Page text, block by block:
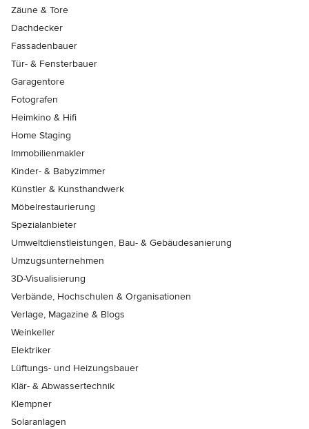
Zäune & Tore
Dachdecker
Fassadenbauer
Tür- & Fensterbauer
Garagentore
Fotografen
Heimkino & Hifi
Home Staging
Immobilienmakler
Kinder- & Babyzimmer
Künstler & Kunsthandwerk
Möbelrestaurierung
Spezialanbieter
Umweltdienstleistungen, Bau- & Gebäudesanierung
Umzugsunternehmen
3D-Visualisierung
Verbände, Hochschulen & Organisationen
Verlage, Magazine & Blogs
Weinkeller
Elektriker
Lüftungs- und Heizungsbauer
Klär- & Abwassertechnik
Klempner
Solaranlagen